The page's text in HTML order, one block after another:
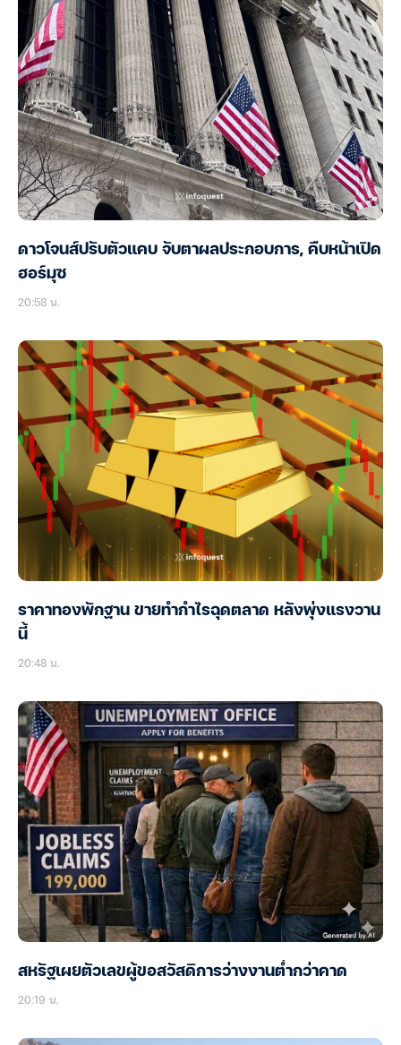
ดาวโจนส์ปรับตัวแคบ จับตาผลประกอบการ, คืบหน้าเปิด
ฮอร์มุซ
20:58 น.
ราคาทองพักฐาน ขายทำกำไรฉุดตลาด หลังพุ่งแรงวาน
นี้
20:48 น.
สหรัฐเผยตัวเลขผู้ขอสวัสดิการว่างงานต่ำกว่าคาด
20:19 น.